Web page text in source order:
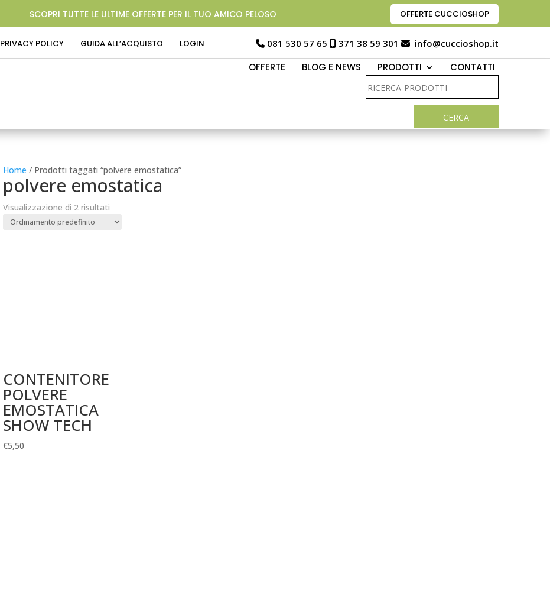
SCOPRI TUTTE LE ULTIME OFFERTE PER IL TUO AMICO PELOSO OFFERTE CUCCIOSHOP
PRIVACY POLICY GUIDA ALL’ACQUISTO LOGIN 081 530 57 65 371 38 59 301 info@cuccioshop.it
OFFERTE BLOG E NEWS PRODOTTI CONTATTI
Home / Prodotti taggati “polvere emostatica”
polvere emostatica
Visualizzazione di 2 risultati
CONTENITORE
POLVERE
EMOSTATICA
SHOW TECH
€5,50